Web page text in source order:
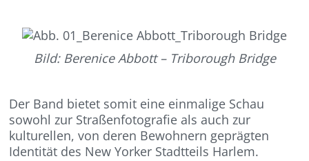
Bild: Berenice Abbott – Triborough Bridge
Der Band bietet somit eine einmalige Schau
sowohl zur Straßenfotografie als auch zur
kulturellen, von deren Bewohnern geprägten
Identität des New Yorker Stadtteils Harlem.